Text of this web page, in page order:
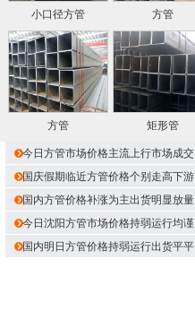
小口径方管 方管
方管 矩形管
今日方管市场价格主流上行市场成交
国庆假期临近方管价格个别走高下游
国内方管价格补涨为主出货明显放量
今日沈阳方管市场价格持弱运行均谨
国内明日方管价格持弱运行出货平平